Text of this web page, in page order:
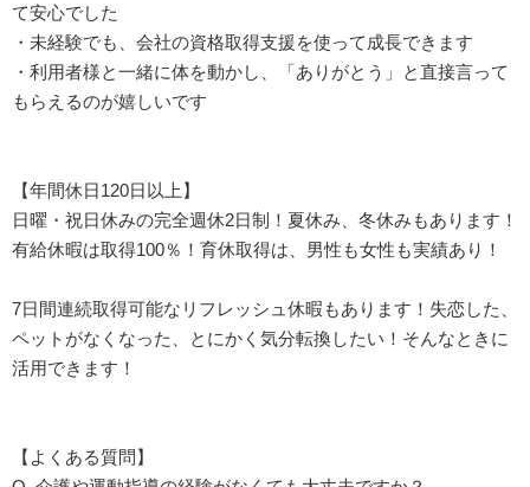
て安心でした
・未経験でも、会社の資格取得支援を使って成長できます
・利用者様と一緒に体を動かし、「ありがとう」と直接言って
もらえるのが嬉しいです
【年間休日120日以上】
日曜・祝日休みの完全週休2日制！夏休み、冬休みもあります！
有給休暇は取得100％！育休取得は、男性も女性も実績あり！
7日間連続取得可能なリフレッシュ休暇もあります！失恋した、
ペットがなくなった、とにかく気分転換したい！そんなときに
活用できます！
【よくある質問】